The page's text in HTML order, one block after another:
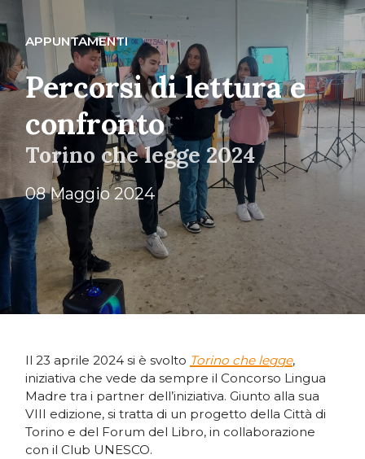
APPUNTAMENTI
Percorsi di lettura e
confronto
Torino che legge 2024
08 Maggio 2024
Il 23 aprile 2024 si è svolto Torino che legge,
iniziativa che vede da sempre il Concorso Lingua
Madre tra i partner dell’iniziativa. Giunto alla sua
VIII edizione, si tratta di un progetto della Città di
Torino e del Forum del Libro, in collaborazione
con il Club UNESCO.